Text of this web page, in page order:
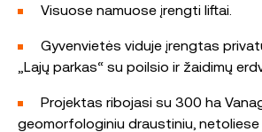
Visuose namuose įrengti liftai.
Gyvenvietės viduje įrengtas
„Lajų parkas“ su poilsio ir žaidimų
Projektas ribojasi su 300 ha
geomorfologiniu draustiniu, netoliese